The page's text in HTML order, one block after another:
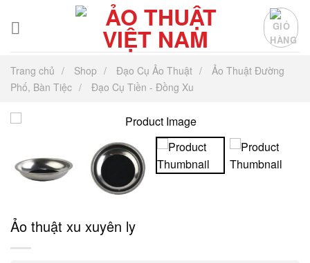
đến
Trang chủ Shop Đạo Cụ Ảo Thuật
Ảo Thuật Đường
Phố, Bàn Tiệc
Đạo Cụ Tiền - Đồng Xu
Ảo thuật xu xuyên ly